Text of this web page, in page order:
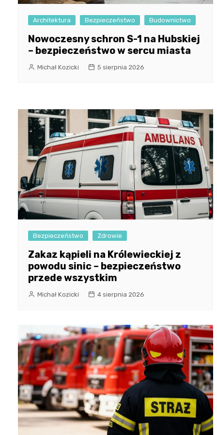
Architektura Bezpieczeństwo Budownictwo
Nowoczesny schron S-1 na Hubskiej
– bezpieczeństwo w sercu miasta
Michał Kozicki 5 sierpnia 2026
Bezpieczeństwo Zdrowie
Zakaz kąpieli na Królewieckiej z
powodu sinic – bezpieczeństwo
przede wszystkim
Michał Kozicki 4 sierpnia 2026